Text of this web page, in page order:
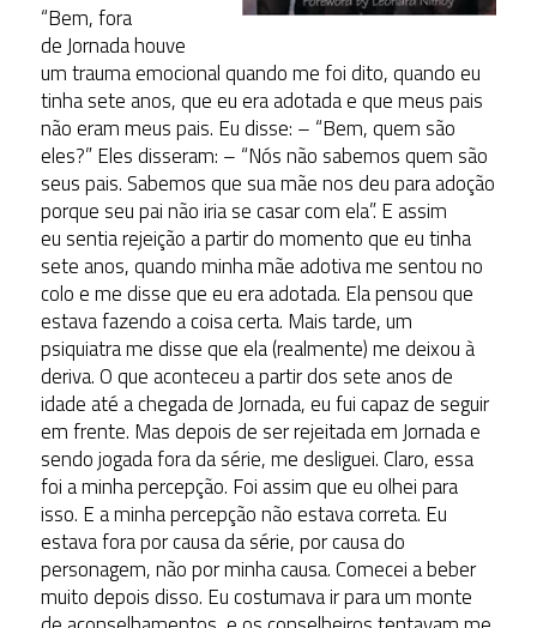
“Bem, fora
de Jornada houve
um trauma emocional quando me foi dito, quando eu
tinha sete anos, que eu era adotada e que meus pais
não eram meus pais. Eu disse: – “Bem, quem são
eles?” Eles disseram: – “Nós não sabemos quem são
seus pais. Sabemos que sua mãe nos deu para adoção
porque seu pai não iria se casar com ela”. E assim
eu sentia rejeição a partir do momento que eu tinha
sete anos, quando minha mãe adotiva me sentou no
colo e me disse que eu era adotada. Ela pensou que
estava fazendo a coisa certa. Mais tarde, um
psiquiatra me disse que ela (realmente) me deixou à
deriva. O que aconteceu a partir dos sete anos de
idade até a chegada de Jornada, eu fui capaz de seguir
em frente. Mas depois de ser rejeitada em Jornada e
sendo jogada fora da série, me desliguei. Claro, essa
foi a minha percepção. Foi assim que eu olhei para
isso. E a minha percepção não estava correta. Eu
estava fora por causa da série, por causa do
personagem, não por minha causa. Comecei a beber
muito depois disso. Eu costumava ir para um monte